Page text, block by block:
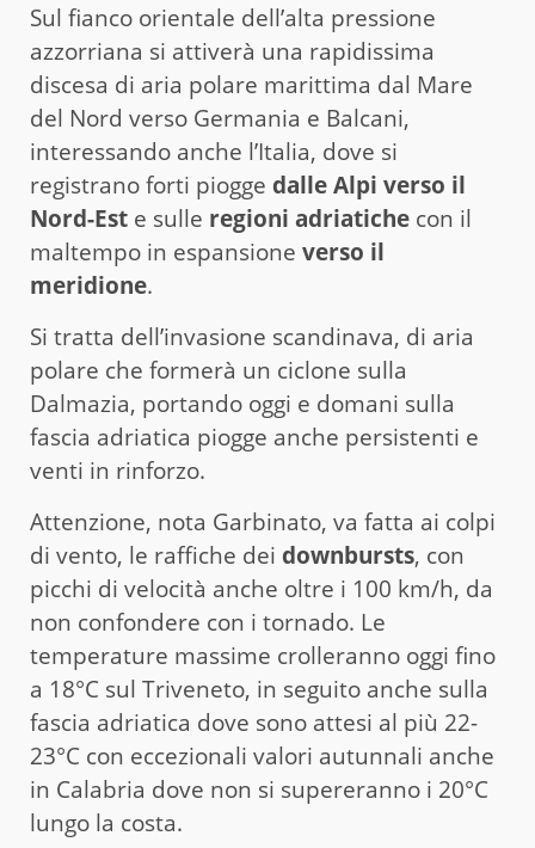
Sul fianco orientale dell’alta pressione
azzorriana si attiverà una rapidissima
discesa di aria polare marittima dal Mare
del Nord verso Germania e Balcani,
interessando anche l’Italia, dove si
registrano forti piogge dalle Alpi verso il
Nord-Est e sulle regioni adriatiche con il
maltempo in espansione verso il
meridione.
Si tratta dell’invasione scandinava, di aria
polare che formerà un ciclone sulla
Dalmazia, portando oggi e domani sulla
fascia adriatica piogge anche persistenti e
venti in rinforzo.
Attenzione, nota Garbinato, va fatta ai colpi
di vento, le raffiche dei downbursts, con
picchi di velocità anche oltre i 100 km/h, da
non confondere con i tornado. Le
temperature massime crolleranno oggi fino
a 18°C sul Triveneto, in seguito anche sulla
fascia adriatica dove sono attesi al più 22-
23°C con eccezionali valori autunnali anche
in Calabria dove non si supereranno i 20°C
lungo la costa.